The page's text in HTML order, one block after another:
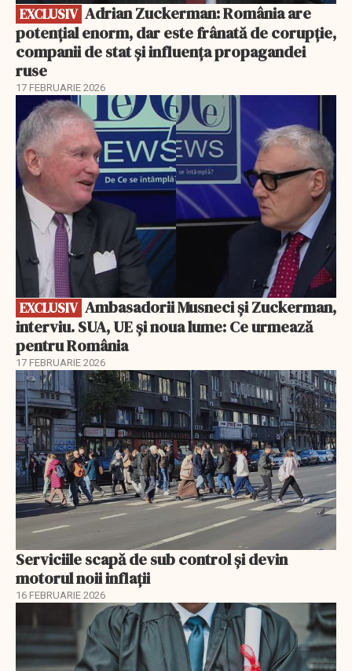
EXCLUSIV
potențial enorm, dar este frânată de corupție,
companii de stat și influența propagandei
ruse
17 FEBRUARIE 2026
EXCLUSIV
EXCLUSIV
interviu. SUA, UE și noua lume: Ce urmează
pentru România
17 FEBRUARIE 2026
Serviciile scapă de sub control și devin
motorul noii inflații
16 FEBRUARIE 2026